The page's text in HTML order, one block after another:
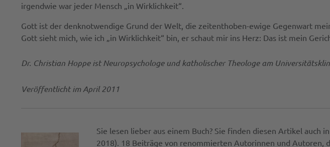
irgendwie war jeder Mensch „in Wirklichkeit“.
Gott ist der denknotwendige Grund der Welt, die zeitenthoben-ewige Gegenwart
Gott sieht mich, wie ich „in Wirklichkeit“ bin, er schaut mir ins Herz: Das ist mein
Dr. Christian Hoppe ist Neuropsychologe und katholischer Theologe am
Veröffentlicht im April 2011
Sie lesen lieber aus einem Buch? Sie finden diesen Artikel auch
2018). 18 Beiträge von renommierten Autorinnen und Autoren,